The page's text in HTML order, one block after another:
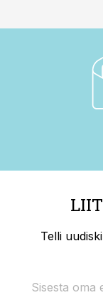
Telli